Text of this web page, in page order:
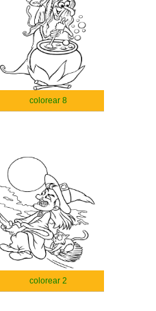
colorear 8
colorear 2